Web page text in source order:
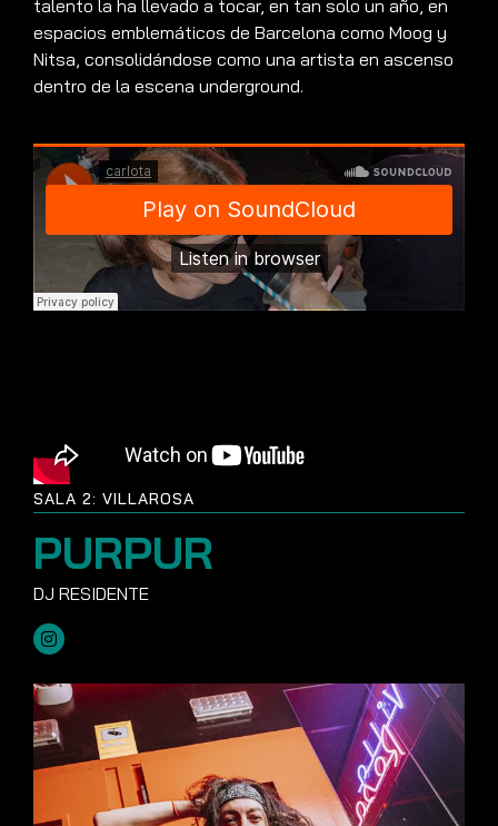
talento la ha llevado a tocar, en tan solo un año, en
espacios emblemáticos de Barcelona como Moog y
Nitsa, consolidándose como una artista en ascenso
dentro de la escena underground.
SALA 2: VILLAROSA
PURPUR